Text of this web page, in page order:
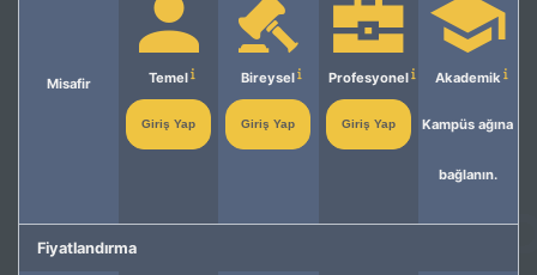
Misafir Temel
Giriş Yap
Bireysel
Giriş Yap
Profesyonel
Giriş Yap
Akademik
Kampüs ağına
bağlanın.
Fiyatlandırma